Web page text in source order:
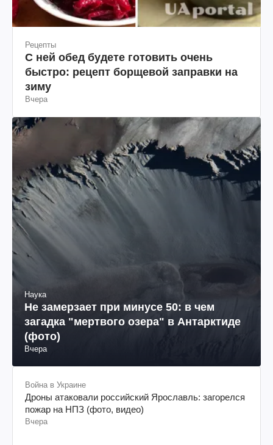
Рецепты
С ней обед будете готовить очень
быстро: рецепт борщевой заправки на
зиму
Вчера
Наука
Не замерзает при минусе 50: в чем
загадка "мертвого озера" в Антарктиде
(фото)
Вчера
Война в Украине
Дроны атаковали российский Ярославль: загорелся
пожар на НПЗ (фото, видео)
Вчера